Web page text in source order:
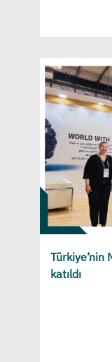
Türkiye’nin
katıldı